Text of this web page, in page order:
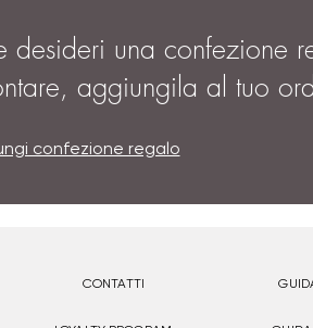
desideri una confezione
aggiungila al tuo
confezione regalo
CONTATTI